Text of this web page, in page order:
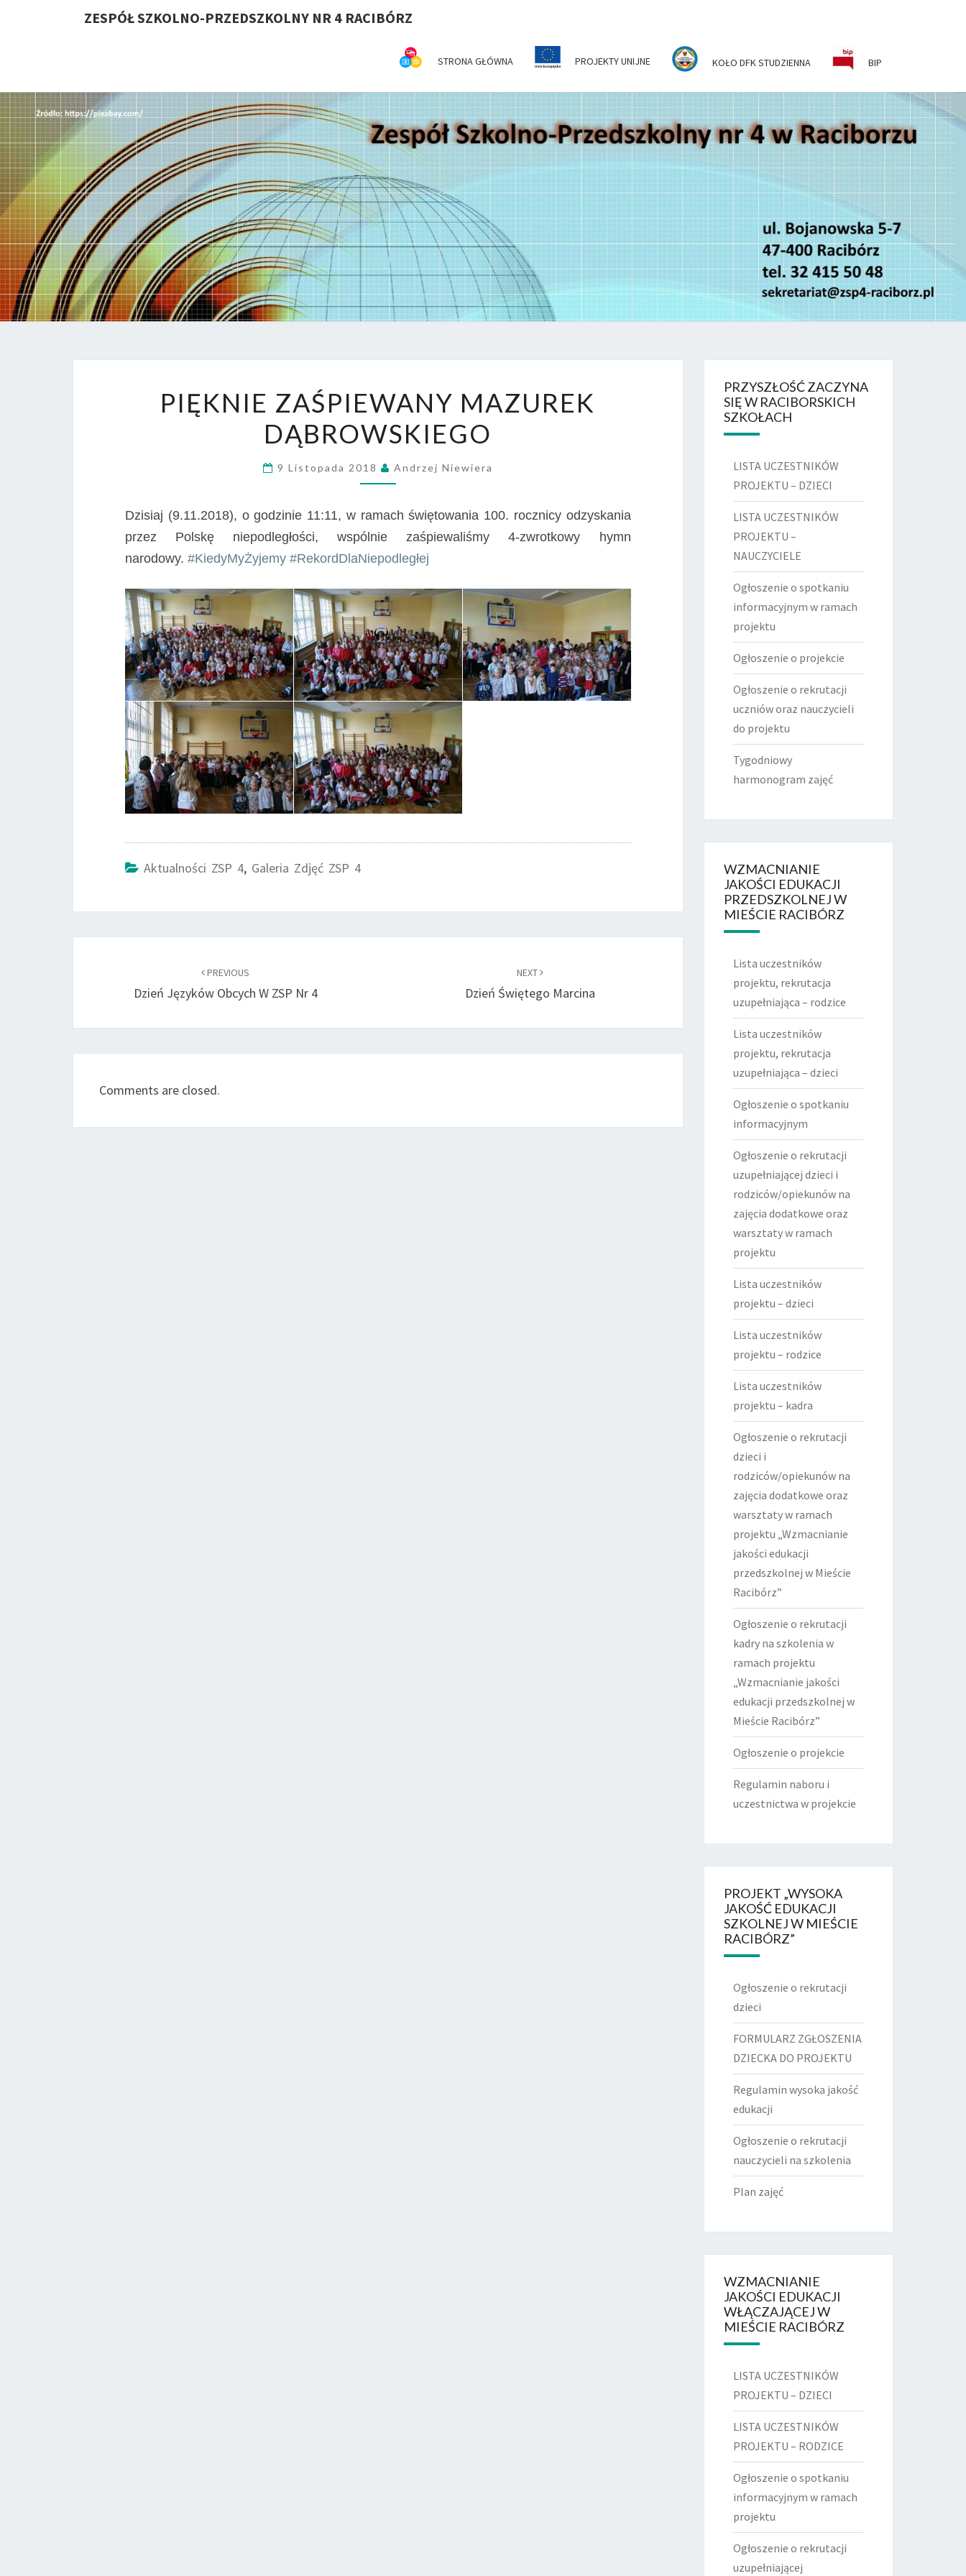
ZESPÓŁ SZKOLNO-PRZEDSZKOLNY NR 4 RACIBÓRZ
STRONA GŁÓWNA PROJEKTY UNIJNE KOŁO DFK STUDZIENNA BIP
ZESPÓŁ
SZKOLNO-
NR 4 RACIBÓRZ
Witamy Na
Stronie
Internetowej
ZSP Nr 4 W
Raciborzu
ZAŚPIEWANY
MAZUREK
DĄBROWSKIEGO
PIĘKNIE ZAŚPIEWANY MAZUREK
DĄBROWSKIEGO
9 Listopada 2018 Andrzej Niewiera
Dzisiaj (9.11.2018), o godzinie 11:11, w ramach świętowania 100. rocznicy odzyskania
przez Polskę niepodległości, wspólnie zaśpiewaliśmy 4-zwrotkowy hymn
narodowy. #KiedyMyŻyjemy #RekordDlaNiepodległej
Aktualności ZSP 4, Galeria Zdjęć ZSP 4
PREVIOUS
Dzień Języków Obcych W ZSP Nr 4
NEXT
Dzień Świętego Marcina
Comments are closed.
PRZYSZŁOŚĆ ZACZYNA
SIĘ W RACIBORSKICH
SZKOŁACH
LISTA UCZESTNIKÓW
PROJEKTU – DZIECI
LISTA UCZESTNIKÓW
PROJEKTU –
NAUCZYCIELE
Ogłoszenie o spotkaniu
informacyjnym w ramach
projektu
Ogłoszenie o projekcie
Ogłoszenie o rekrutacji
uczniów oraz nauczycieli
do projektu
Tygodniowy
harmonogram zajęć
WZMACNIANIE
JAKOŚCI EDUKACJI
PRZEDSZKOLNEJ W
MIEŚCIE RACIBÓRZ
Lista uczestników
projektu, rekrutacja
uzupełniająca – rodzice
Lista uczestników
projektu, rekrutacja
uzupełniająca – dzieci
Ogłoszenie o spotkaniu
informacyjnym
Ogłoszenie o rekrutacji
uzupełniającej dzieci i
rodziców/opiekunów na
zajęcia dodatkowe oraz
warsztaty w ramach
projektu
Lista uczestników
projektu – dzieci
Lista uczestników
projektu – rodzice
Lista uczestników
projektu – kadra
Ogłoszenie o rekrutacji
dzieci i
rodziców/opiekunów na
zajęcia dodatkowe oraz
warsztaty w ramach
projektu „Wzmacnianie
jakości edukacji
przedszkolnej w Mieście
Racibórz”
Ogłoszenie o rekrutacji
kadry na szkolenia w
ramach projektu
„Wzmacnianie jakości
edukacji przedszkolnej w
Mieście Racibórz”
Ogłoszenie o projekcie
Regulamin naboru i
uczestnictwa w projekcie
PROJEKT „WYSOKA
JAKOŚĆ EDUKACJI
SZKOLNEJ W MIEŚCIE
RACIBÓRZ”
Ogłoszenie o rekrutacji
dzieci
FORMULARZ ZGŁOSZENIA
DZIECKA DO PROJEKTU
Regulamin wysoka jakość
edukacji
Ogłoszenie o rekrutacji
nauczycieli na szkolenia
Plan zajęć
WZMACNIANIE
JAKOŚCI EDUKACJI
WŁĄCZAJĄCEJ W
MIEŚCIE RACIBÓRZ
LISTA UCZESTNIKÓW
PROJEKTU – DZIECI
LISTA UCZESTNIKÓW
PROJEKTU – RODZICE
Ogłoszenie o spotkaniu
informacyjnym w ramach
projektu
Ogłoszenie o rekrutacji
uzupełniającej